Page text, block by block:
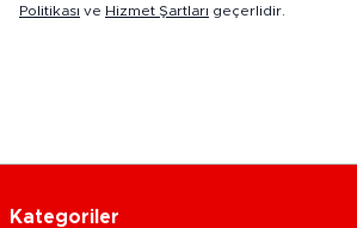
Politikası ve Hizmet Şartları geçerlidir.
Kategoriler